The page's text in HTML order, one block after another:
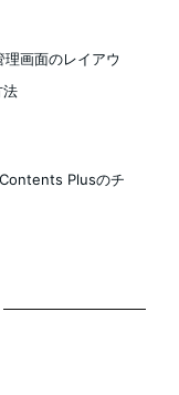
画面のレイアウ
法
Plusのチ